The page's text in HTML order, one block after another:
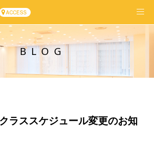
ACCESS
BLOG
ラススケジュール変更のお知